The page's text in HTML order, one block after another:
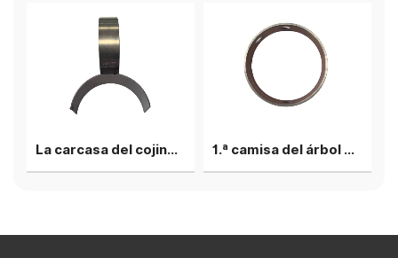
La carcasa del cojinete de biela superior 1.ª camisa del árbol de levas